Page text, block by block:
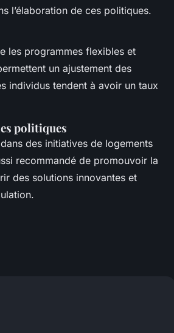
l’élaboration de ces politiques.
les programmes flexibles et
un ajustement des
individus tendent à avoir un taux
politiques
des initiatives de logements
recommandé de promouvoir la
des solutions innovantes et